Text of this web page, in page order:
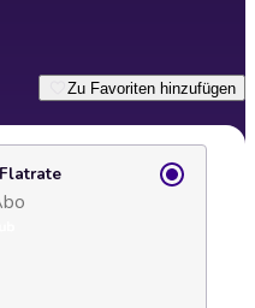
Zu Favoriten hinzufügen